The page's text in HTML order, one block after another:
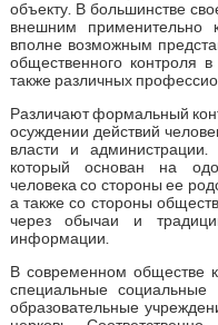
объекту. В большинстве
внешним применительно
вполне возможным
общественного контроля
также различных
Различают формальный
осуждении действий
власти и
который основан на
человека со стороны ее
а также со стороны
через обычаи и
информации.
В современном обществе
специальные социальные
образовательные